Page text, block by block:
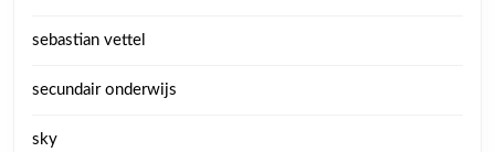
sebastian vettel
secundair onderwijs
sky